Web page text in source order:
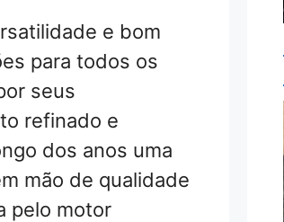
e bom
para todos os
seus
refinado e
dos anos uma
mão de qualidade
pelo motor